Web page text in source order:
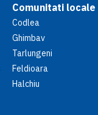
Comunitati locale
Codlea
Ghimbav
Tarlungeni
Feldioara
Halchiu